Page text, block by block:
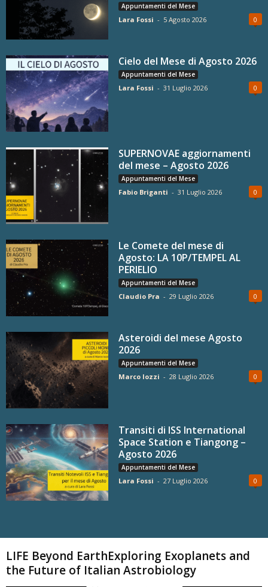
Appuntamenti del Mese
Lara Fossi - 5 Agosto 2026 0
Cielo del Mese di Agosto 2026
Appuntamenti del Mese
Lara Fossi - 31 Luglio 2026 0
SUPERNOVAE aggiornamenti
del mese – Agosto 2026
Appuntamenti del Mese
Fabio Briganti - 31 Luglio 2026 0
Le Comete del mese di
Agosto: LA 10P/TEMPEL AL
PERIELIO
Appuntamenti del Mese
Claudio Pra - 29 Luglio 2026 0
Asteroidi del mese Agosto
2026
Appuntamenti del Mese
Marco Iozzi - 28 Luglio 2026 0
Transiti di ISS International
Space Station e Tiangong –
Agosto 2026
Appuntamenti del Mese
Lara Fossi - 27 Luglio 2026 0
LIFE Beyond EarthExploring Exoplanets and
the Future of Italian Astrobiology